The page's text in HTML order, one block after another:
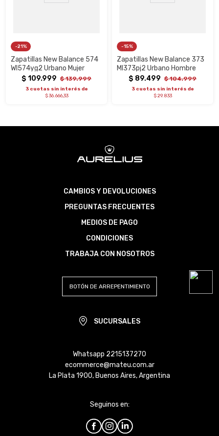
21%
Zapatillas New Balance 574
Wl574yg2 Urbano Mujer
$ 109.999 $ 139.999
3 cuotas sin interés de
$ 36.666,33
15%
Zapatillas New Balance 373
Ml373pj2 Urbano Hombre
$ 89.499 $ 104.999
3 cuotas sin interés de
$ 29.833
CAMBIOS Y DEVOLUCIONES
PREGUNTAS FRECUENTES
MEDIOS DE PAGO
CONDICIONES
TRABAJA CON NOSOTROS
BOTÓN DE ARREPENTIMIENTO
SUCURSALES
Whatsapp 2215137270
ecommerce@mateu.com.ar
La Plata 1900, Buenos Aires, Argentina
Seguinos en: